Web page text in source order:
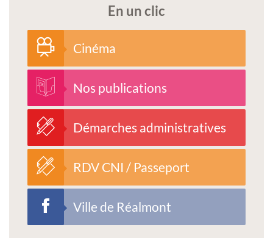
En un clic
Cinéma
Nos publications
Démarches administratives
RDV CNI / Passeport
Ville de Réalmont